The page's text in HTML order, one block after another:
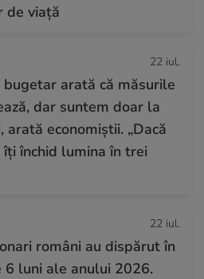
de viață
22 iul.
arată că măsurile
dar suntem doar la
economiștii. „Dacă
închid lumina în trei
22 iul.
români au dispărut în
6 luni ale anului 2026.